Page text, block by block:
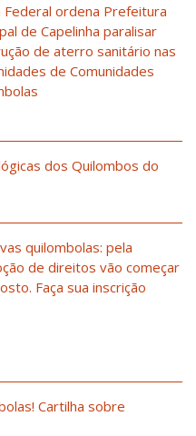
Federal ordena Prefeitura
de Capelinha paralisar
de aterro sanitário nas
de Comunidades
dos Quilombos do
quilombolas: pela
de direitos vão começar
Faça sua inscrição
Cartilha sobre